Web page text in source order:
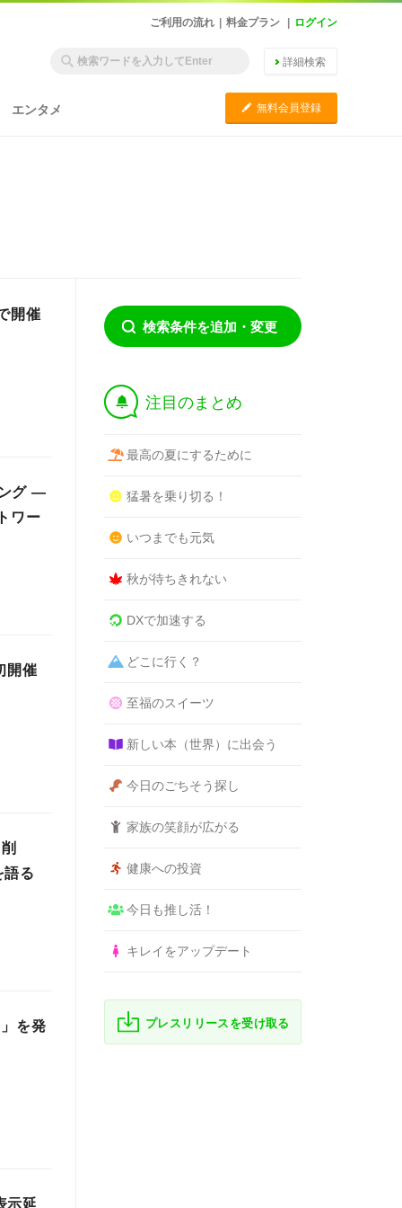
ご利用の流れ 料金プラン ログイン
詳細検索
エンタメ C 無料会員登録
開催
グ ―
ワー
開催
語る
を発
示延
検索条件を追加・変更
† 注目のまとめ
最高の夏にするために
猛暑を乗り切る！
いつまでも元気
秋が待ちきれない
DXで加速する
どこに行く？
至福のスイーツ
新しい本（世界）に出会う
今日のごちそう探し
家族の笑顔が広がる
健康への投資
今日も推し活！
キレイをアップデート
プレスリリースを受け取る